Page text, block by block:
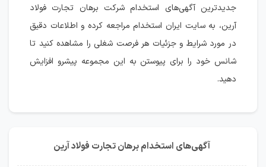
جدیدترین آگهی‌های استخدام شرکت برهان تجارت فولاد
آرین، به سایت ایران استخدام مراجعه کرده و اطلاعات دقیق
در مورد شرایط و جزئیات هر فرصت شغلی را مشاهده کنید تا
شانس خود را برای پیوستن به این مجموعه پیشرو افزایش
دهید.
آگهی‌های استخدام برهان تجارت فولاد آرین